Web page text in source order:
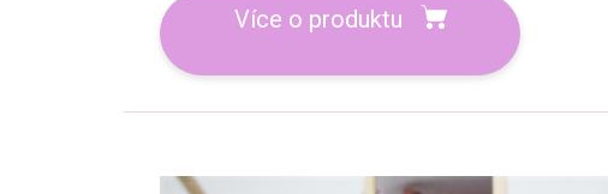
Více o produktu